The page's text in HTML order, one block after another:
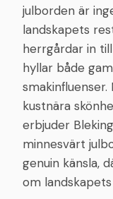
julborden är
landskapets
herrgårdar in
hyllar både
smakinfluenser.
kustnära
erbjuder
minnesvärt
genuin känsla,
om